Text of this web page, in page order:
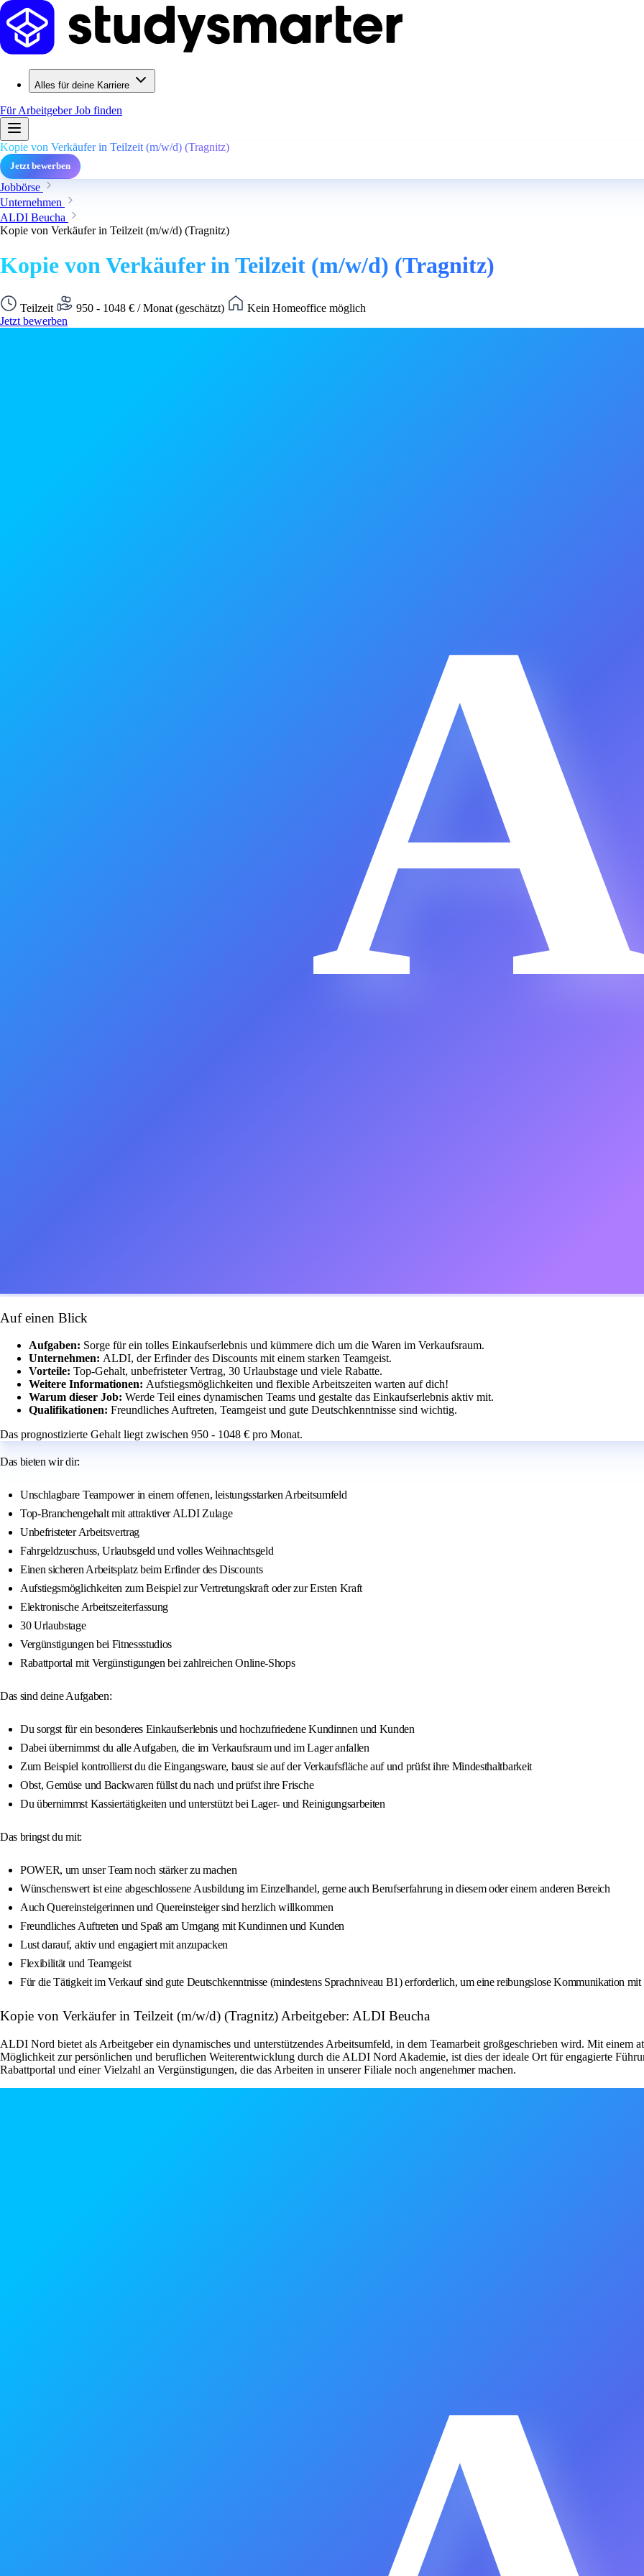
Alles für deine Karriere
Für ArbeitgeberJob finden
Kopie von Verkäufer in Teilzeit (m/w/d) (Tragnitz)
Jetzt bewerben
Jobbörse
Unternehmen
ALDI Beucha
Kopie von Verkäufer in Teilzeit (m/w/d) (Tragnitz)
Kopie von Verkäufer in Teilzeit (m/w/d) (Tragnitz)
Teilzeit 950 - 1048 € / Monat (geschätzt)
Kein Homeoffice möglich
Jetzt bewerben
Auf einen Blick
Aufgaben: Sorge für ein tolles Einkaufserlebnis und kümmere dich um die Waren im Verkaufsraum.
Unternehmen: ALDI, der Erfinder des Discounts mit einem starken Teamgeist.
Vorteile: Top-Gehalt, unbefristeter Vertrag, 30 Urlaubstage und viele Rabatte.
Weitere Informationen: Aufstiegsmöglichkeiten und flexible Arbeitszeiten warten auf dich!
Warum dieser Job: Werde Teil eines dynamischen Teams und gestalte das Einkaufserlebnis aktiv mit.
Qualifikationen: Freundliches Auftreten, Teamgeist und gute Deutschkenntnisse sind wichtig.
Das prognostizierte Gehalt liegt zwischen 950 - 1048 € pro Monat.
Das bieten wir dir:
Unschlagbare Teampower in einem offenen, leistungsstarken Arbeitsumfeld
Top-Branchengehalt mit attraktiver ALDI Zulage
Unbefristeter Arbeitsvertrag
Fahrgeldzuschuss, Urlaubsgeld und volles Weihnachtsgeld
Einen sicheren Arbeitsplatz beim Erfinder des Discounts
Aufstiegsmöglichkeiten zum Beispiel zur Vertretungskraft oder zur Ersten Kraft
Elektronische Arbeitszeiterfassung
30 Urlaubstage
Vergünstigungen bei Fitnessstudios
Rabattportal mit Vergünstigungen bei zahlreichen Online-Shops
Das sind deine Aufgaben:
Du sorgst für ein besonderes Einkaufserlebnis und hochzufriedene Kundinnen und Kunden
Dabei übernimmst du alle Aufgaben, die im Verkaufsraum und im Lager anfallen
Zum Beispiel kontrollierst du die Eingangsware, baust sie auf der Verkaufsfläche auf und prüfst ihre Mindesthaltbarkeit
Obst, Gemüse und Backwaren füllst du nach und prüfst ihre Frische
Du übernimmst Kassiertätigkeiten und unterstützt bei Lager- und Reinigungsarbeiten
Das bringst du mit:
POWER, um unser Team noch stärker zu machen
Wünschenswert ist eine abgeschlossene Ausbildung im Einzelhandel, gerne auch Berufserfahrung in diesem oder einem anderen Bereich
Auch Quereinsteigerinnen und Quereinsteiger sind herzlich willkommen
Freundliches Auftreten und Spaß am Umgang mit Kundinnen und Kunden
Lust darauf, aktiv und engagiert mit anzupacken
Flexibilität und Teamgeist
Für die Tätigkeit im Verkauf sind gute Deutschkenntnisse (mindestens Sprachniveau B1) erforderlich, um eine reibungslose Kommunikation
Kopie von Verkäufer in Teilzeit (m/w/d) (Tragnitz) Arbeitgeber: ALDI Beucha
ALDI Nord bietet als Arbeitgeber ein dynamisches und unterstützendes Arbeitsumfeld, in dem Teamarbeit großgeschrieben wird. Mit einem
Möglichkeit zur persönlichen und beruflichen Weiterentwicklung durch die ALDI Nord Akademie, ist dies der ideale Ort für engagierte
Rabattportal und einer Vielzahl an Vergünstigungen, die das Arbeiten in unserer Filiale noch angenehmer machen.